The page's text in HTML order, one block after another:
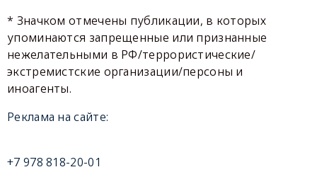
* Значком отмечены публикации, в которых
упоминаются запрещенные или признанные
нежелательными в РФ/террористические/
экстремистские организации/персоны и
иноагенты.
Реклама на сайте:
+7 978 818-20-01